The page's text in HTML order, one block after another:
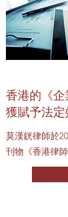
香港的《
獲賦予法定
莫漢銧律師於
刊物《香港律